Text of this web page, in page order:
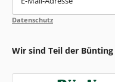
Datenschutz
Wir sind Teil der